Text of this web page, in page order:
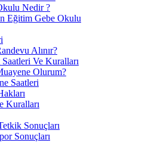
Nedir ?
Eğitim Gebe Okulu
Alınır?
Ve Kuralları
Olurum?
Saatleri
Kuralları
Sonuçları
Sonuçları